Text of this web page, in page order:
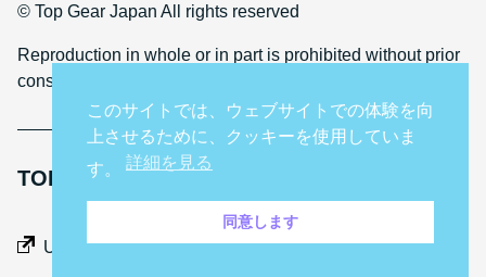
© Top Gear Japan All rights reserved
Reproduction in whole or in part is prohibited without prior
consent
TOP GEAR INTERNATIONAL SITES
UK
Middle East
このサイトでは、ウェブサイトでの体験を向
上させるために、クッキーを使用していま
す。 詳細を見る
同意します